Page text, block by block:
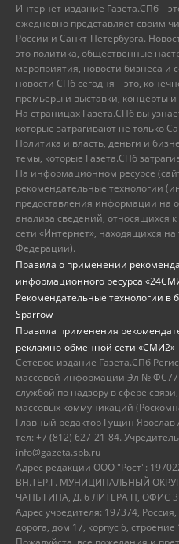
Интернет-издание Газета.СПб –
ежедневно представляет своим
России и Санкт-Петербурга.
это политика, общественные
мероприятия, новости бизнеса и
новости СПб сегодня – это,
премьеры и выставки, концерты и
На страницах Газета.СПб вы
которые затрагивают не только
Политика и власть, деньги и
темы, которые Газета.СПб
На информационном ресурсе
рекомендательные технологии
предоставления информации на
анализа сведений, относящихся
сети «Интернет», находящихся
Федерации).
Правила о применении
информационного ресурса
Рекомендательные технологии в
Sparrow
Правила применения
рекламно-обменной сети «СМИ2»
Сетевое издание Газета.СПб
массовой информации Эл №
службой по надзору в сфере
массовых коммуникаций
Главный редактор Гущин Ярослав
тел: +7 (812) 627-21-84.
info@gazeta.spb.ru
Адрес редакции ООО "Рост":
ВН.ТЕР.Г. МУНИЦИПАЛЬНЫЙ
ЧАПЫГИНА, Д. 6 ЛИТЕРА П, ОФИС
Адрес учредителя: 197374,
дорога, дом 17, корпус 6,